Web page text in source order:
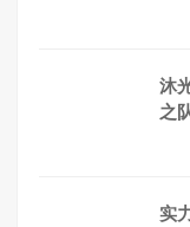
沐
之
实